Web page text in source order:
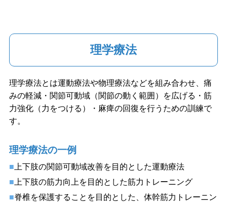
理学療法
理学療法とは運動療法や物理療法などを組み合わせ、痛
みの軽減・関節可動域（関節の動く範囲）を広げる・筋
力強化（力をつける）・麻痺の回復を行うための訓練で
す。
理学療法の一例
上下肢の関節可動域改善を目的とした運動療法
上下肢の筋力向上を目的とした筋力トレーニング
脊椎を保護することを目的とした、体幹筋力トレーニン